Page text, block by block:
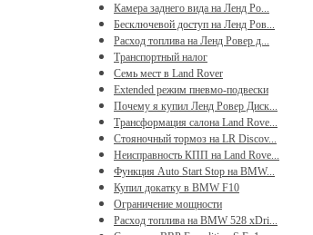
Камера заднего вида на Ленд Ро...
Бесключевой доступ на Ленд Ров...
Расход топлива на Ленд Ровер д...
Транспортный налог
Семь мест в Land Rover
Extended режим пневмо-подвески
Почему я купил Ленд Ровер Диск...
Трансформация салона Land Rove...
Стояночный тормоз на LR Discov...
Неисправность КПП на Land Rove...
Функция Auto Start Stop на BMW...
Купил докатку в BMW F10
Ограничение мощности
Расход топлива на BMW 528 xDri...